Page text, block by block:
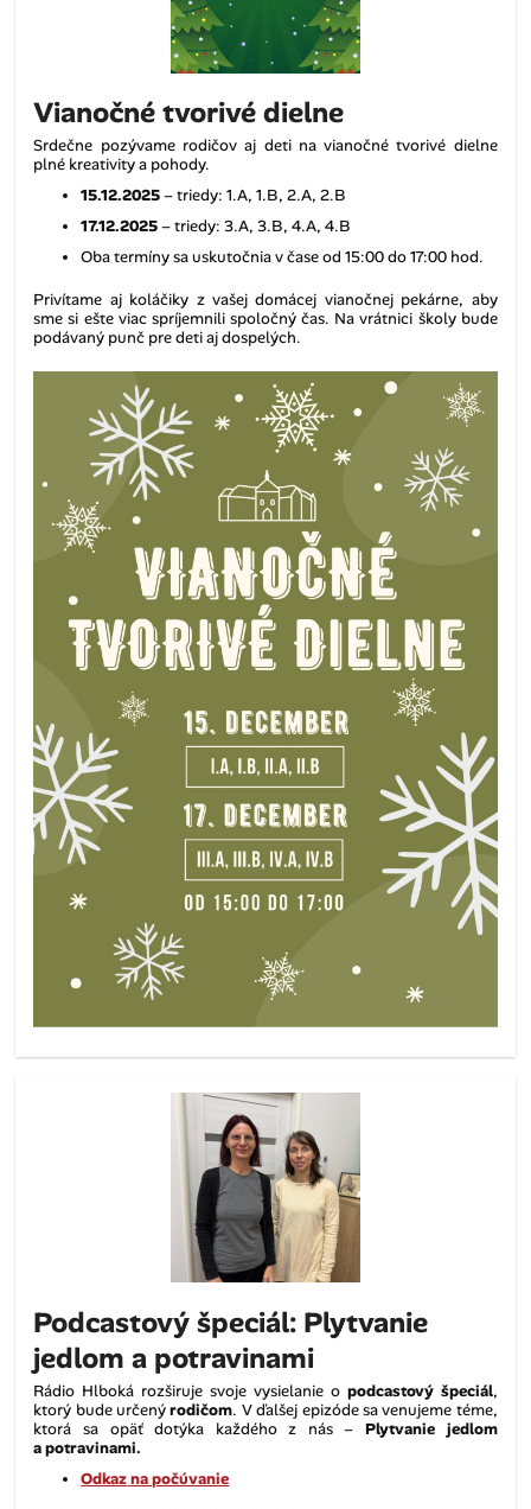
Vianočné tvorivé dielne
Srdečne pozývame rodičov aj deti na vianočné tvorivé dielne
plné kreativity a pohody.
15.12.2025– triedy: 1.A, 1.B, 2.A, 2.B
17.12.2025– triedy: 3.A, 3.B, 4.A, 4.B
Oba termíny sa uskutočnia v čase od 15:00 do 17:00 hod.
Privítame aj koláčiky z vašej domácej vianočnej pekárne, aby
sme si ešte viac spríjemnili spoločný čas. Na vrátnici školy bude
podávaný punč pre deti aj dospelých.
Podcastový špeciál: Plytvanie
jedlom a potravinami
Rádio Hlboká rozširuje svoje vysielanie o podcastový špeciál,
ktorý bude určený rodičom. V ďalšej epizóde sa venujeme téme,
ktorá sa opäť dotýka každého z nás – Plytvanie jedlom
a potravinami.
Odkazna počúvanie